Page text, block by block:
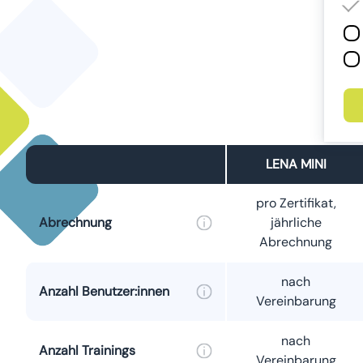
LENA MINI
Abrechnung
pro Zertifikat,
jährliche
Abrechnung
Anzahl Benutzer:innen
nach
Vereinbarung
Anzahl Trainings
nach